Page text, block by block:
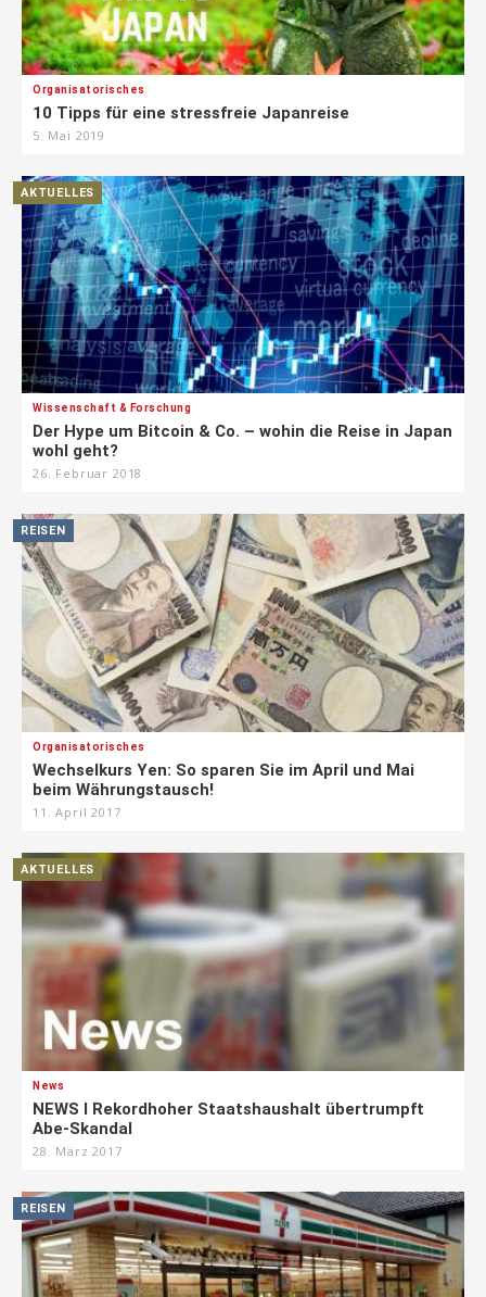
Organisatorisches
10 Tipps für eine stressfreie Japanreise
5. Mai 2019
AKTUELLES
Wissenschaft & Forschung
Der Hype um Bitcoin & Co. – wohin die Reise in Japan
wohl geht?
26. Februar 2018
REISEN
Organisatorisches
Wechselkurs Yen: So sparen Sie im April und Mai
beim Währungstausch!
11. April 2017
AKTUELLES
News
NEWS I Rekordhoher Staatshaushalt übertrumpft
Abe-Skandal
28. März 2017
REISEN